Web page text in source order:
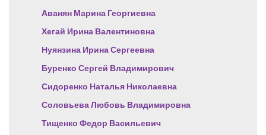
Аванян Марина Георгиевна
Хегай Ирина Валентиновна
Нуянзина Ирина Сергеевна
Буренко Сергей Владимирович
Сидоренко Наталья Николаевна
Соловьева Любовь Владимировна
Тищенко Федор Васильевич